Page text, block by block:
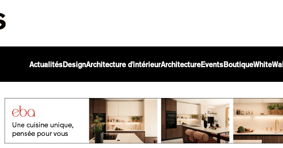
ActualitésDesignArchitecture d'intérieurArchitectureEventsBoutique